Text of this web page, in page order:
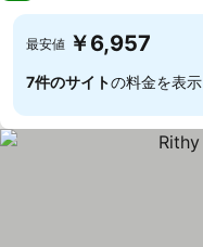
最安値 ￥6,957
7件のサイトの料金を表示